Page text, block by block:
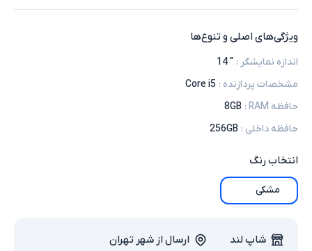
ویژگی‌های اصلی و تنوع‌ها
اندازه نمایشگر :
" 14
مشخصات پردازنده :
Core i5
حافظه RAM
:
8GB
حافظه داخلی :
256GB
انتخابرنگ
مشکی
شاپ لند ارسال از شهر تهران